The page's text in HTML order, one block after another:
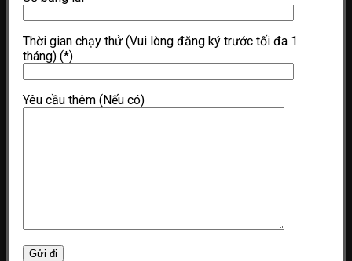
Thời gian chạy thử (Vui lòng đăng ký trước tối đa 1
tháng) (*)
Yêu cầu thêm (Nếu có)